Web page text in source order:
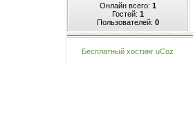
Онлайн всего: 1
Гостей: 1
Пользователей: 0
Бесплатный хостинг uCoz